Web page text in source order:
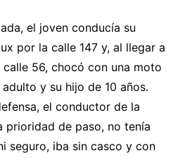
el joven conducía su
por la calle 147 y, al llegar a
56, chocó con una moto
y su hijo de 10 años.
el conductor de la
prioridad de paso, no tenía
seguro, iba sin casco y con